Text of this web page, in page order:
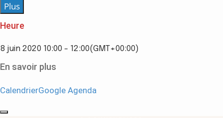
Plus
Heure
8 juin 2020 10:00 - 12:00(GMT+00:00)
En savoir plus
CalendrierGoogle Agenda